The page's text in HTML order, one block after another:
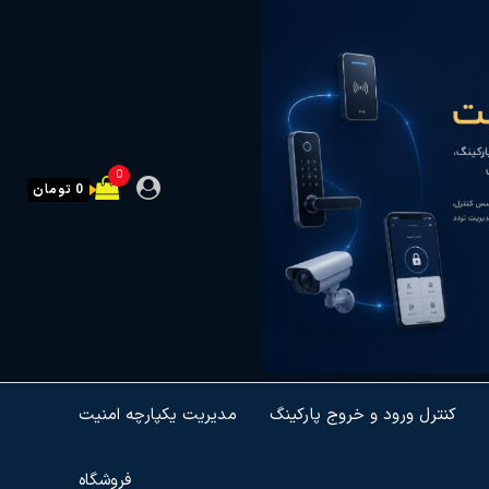
0
0 تومان
مدیریت یکپارچه امنیت کنترل ورود و خروج پارکینگ
فروشگاه